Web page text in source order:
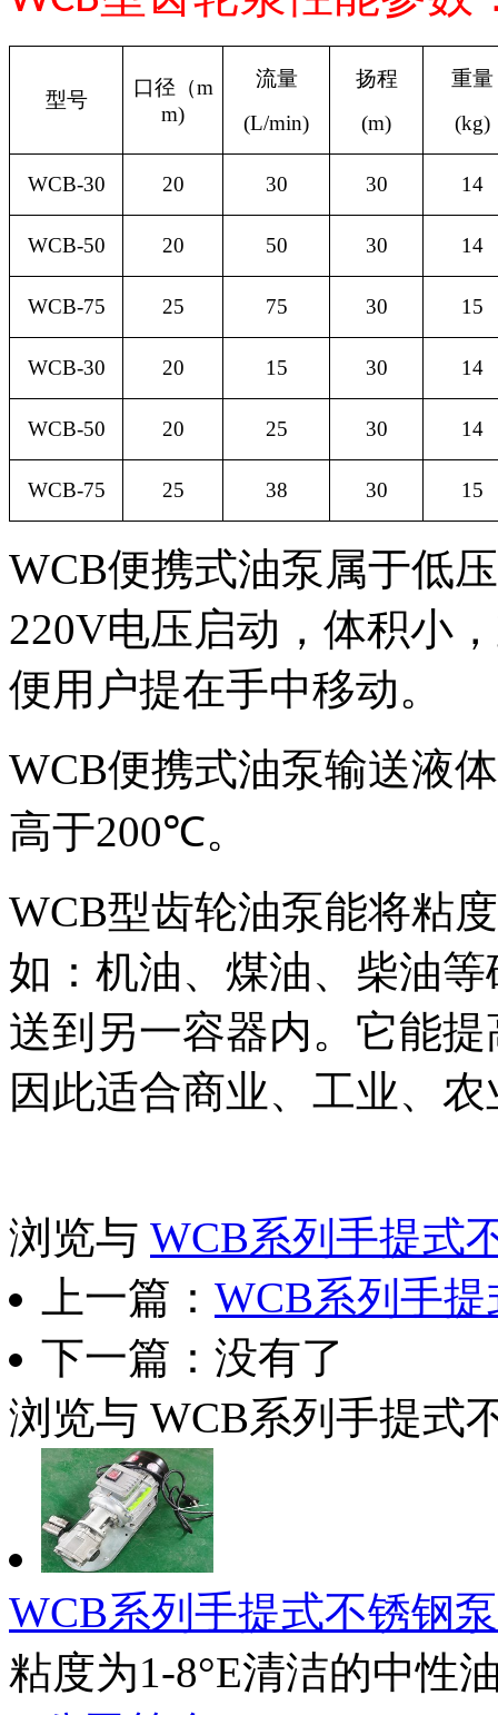
型号
口径（m
m)
流量
(L/min)
扬程
(m)
重量
(kg)
WCB-30 20 30 30 14
WCB-50 20 50 30 14
WCB-75 25 75 30 15
WCB-30 20 15 30 14
WCB-50 20 25 30 14
WCB-75 25 38 30 15
WCB便携式油泵属于低
220V电压启动，体积小
便用户提在手中移动。
WCB便携式油泵输送液
高于200℃。
WCB型齿轮油泵能将粘
如：机油、煤油、柴油
送到另一容器内。它能
因此适合商业、工业、
浏览与 WCB系列手提式
上一篇： WCB系列手
下一篇：没有了
浏览与 WCB系列手提式
WCB系列手提式不锈钢泵
粘度为1-8°E清洁的中性